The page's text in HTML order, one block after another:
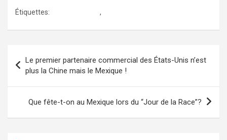
Étiquettes: ,
de
l’article
Le premier partenaire commercial des États-Unis n’est
plus la Chine mais le Mexique !
Que fête-t-on au Mexique lors du “Jour de la Race”?